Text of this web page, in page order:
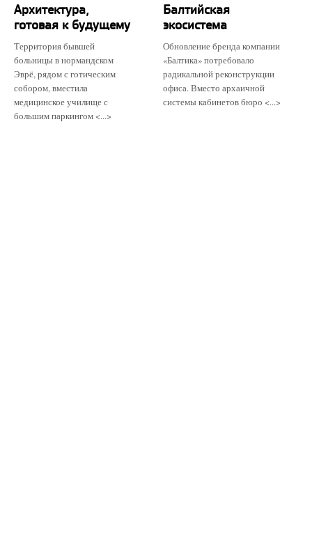
Архитектура,
готовая к будущему
Территория бывшей
больницы в нормандском
Эврё, рядом с готическим
собором, вместила
медицинское училище с
большим паркингом <...>
Балтийская
экосистема
Обновление бренда компании
«Балтика» потребовало
радикальной реконструкции
офиса. Вместо архаичной
системы кабинетов бюро <...>